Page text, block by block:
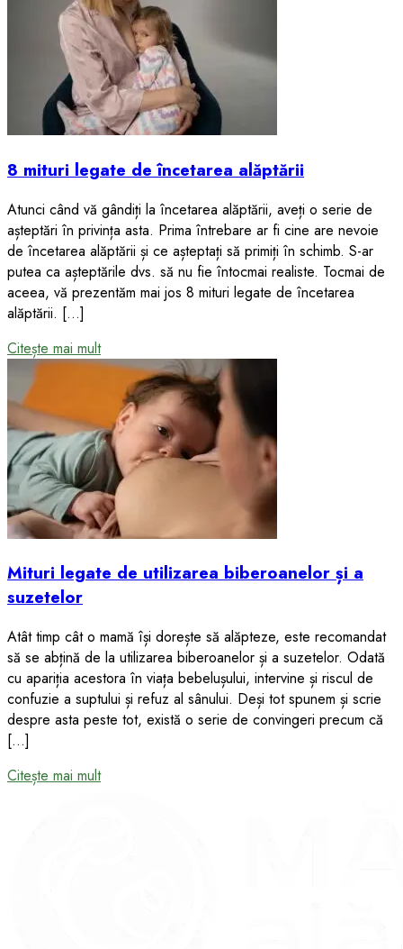
8 mituri legate de încetarea alăptării
Atunci când vă gândiți la încetarea alăptării, aveți o serie de
așteptări în privința asta. Prima întrebare ar fi cine are nevoie
de încetarea alăptării și ce așteptați să primiți în schimb. S-ar
putea ca așteptările dvs. să nu fie întocmai realiste. Tocmai de
aceea, vă prezentăm mai jos 8 mituri legate de încetarea
alăptării. […]
Citește mai mult
Mituri legate de utilizarea biberoanelor și a
suzetelor
Atât timp cât o mamă își dorește să alăpteze, este recomandat
să se abțină de la utilizarea biberoanelor și a suzetelor. Odată
cu apariția acestora în viața bebelușului, intervine și riscul de
confuzie a suptului și refuz al sânului. Deși tot spunem și scrie
despre asta peste tot, există o serie de convingeri precum că
[…]
Citește mai mult